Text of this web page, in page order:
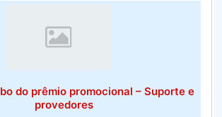
do prêmio promocional – Suporte e
provedores